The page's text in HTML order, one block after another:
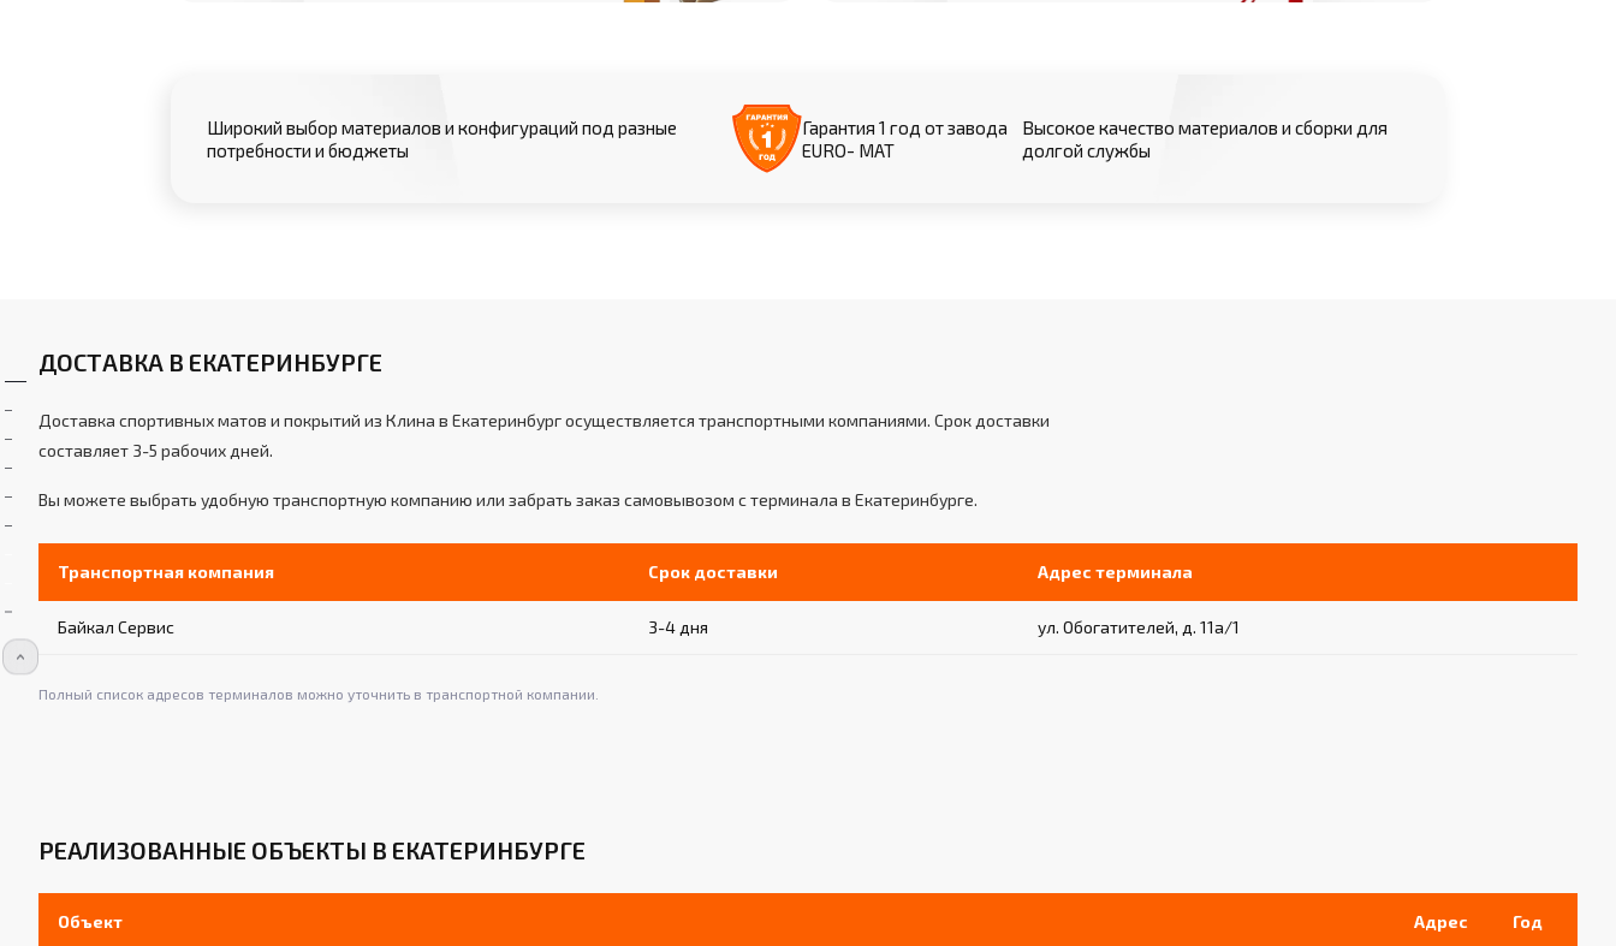
Широкий выбор материалов и конфигураций под разные
потребности и бюджеты
Гарантия 1 год от завода
EURO- МАТ
Высокое качество материалов и сборки для
долгой службы
ДОСТАВКА В ЕКАТЕРИНБУРГЕ
Доставка спортивных матов и покрытий из Клина в Екатеринбург осуществляется транспортными компаниями. Срок доставки
составляет 3-5 рабочих дней.
Вы можете выбрать удобную транспортную компанию или забрать заказ самовывозом с терминала в Екатеринбурге.
Транспортная компания Срок доставки Адрес терминала
Байкал Сервис 3-4 дня ул. Обогатителей, д. 11а/1
Полный список адресов терминалов можно уточнить в транспортной компании.
РЕАЛИЗОВАННЫЕ ОБЪЕКТЫ В ЕКАТЕРИНБУРГЕ
Объект Адрес Год